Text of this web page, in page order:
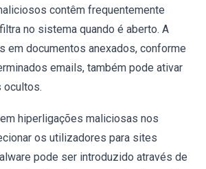
contêm frequentemente
no sistema quando é aberto. A
em documentos anexados, conforme
emails, também pode ativar
ocultos.
hiperligações maliciosas nos
os utilizadores para sites
pode ser introduzido através de